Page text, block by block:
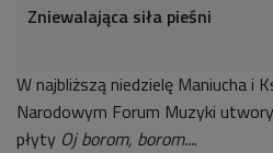
Zniewalająca siła pieśni
W najbliższą niedzielę Maniucha i
Narodowym Forum Muzyki
płyty Oj borom, borom....